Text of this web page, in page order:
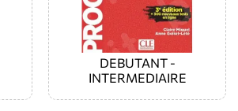
DEBUTANT -
INTERMEDIAIRE